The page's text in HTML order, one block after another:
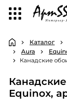
Каталог
Aura
Канадские
Equinox,